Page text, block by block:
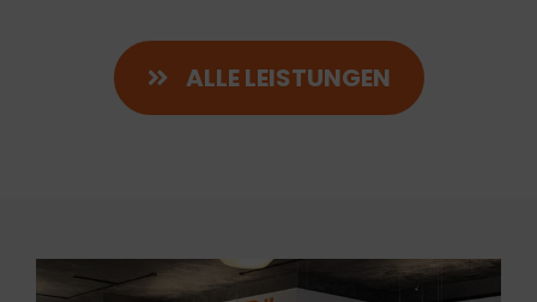
ALLE LEISTUNGEN